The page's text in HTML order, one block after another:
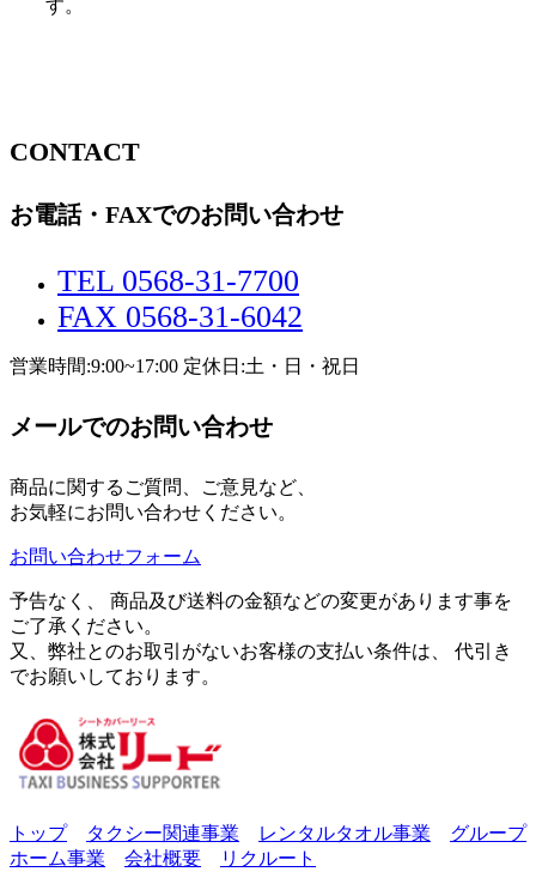
す。
CONTACT
お電話・FAXでのお問い合わせ
TEL 0568-31-7700
FAX 0568-31-6042
営業時間:9:00~17:00 定休日:土・日・祝日
メールでのお問い合わせ
商品に関するご質問、ご意見など、
お気軽にお問い合わせください。
お問い合わせフォーム
予告なく、 商品及び送料の金額などの変更があります事を
ご了承ください。
又、弊社とのお取引がないお客様の支払い条件は、 代引き
でお願いしております。
トップ タクシー関連事業 レンタルタオル事業
グループ
ホーム事業
会社概要 リクルート